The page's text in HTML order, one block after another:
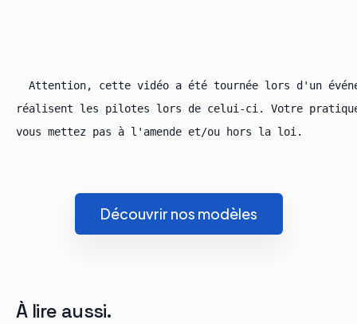
Attention, cette vidéo a été tournée lors d'un
réalisent les pilotes lors de celui-ci. Votre pratique
Découvrir nos modèles
À lire aussi.